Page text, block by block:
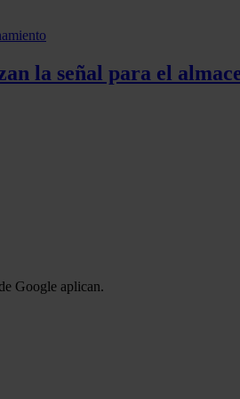
la señal para el
Google aplican.